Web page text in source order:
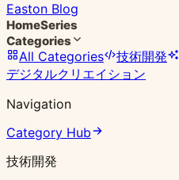
Easton Blog
HomeSeries
Categories
All Categories 技術開発
デジタルクリエイション
Navigation
Category Hub
技術開発